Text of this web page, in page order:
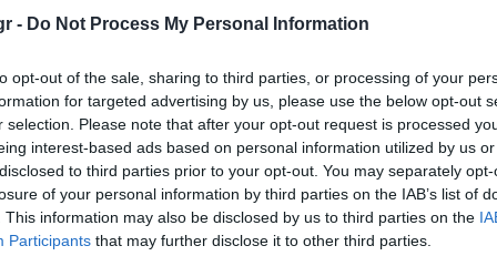
- Do Not Process My Personal Information
opt-out of the sale, sharing to third parties, or processing of your
for targeted advertising by us, please use the below opt-out
selection. Please note that after your opt-out request is processed
interest-based ads based on personal information utilized by us
to third parties prior to your opt-out. You may separately
of your personal information by third parties on the IAB’s list of
This information may also be disclosed by us to third parties on the
Participants that may further disclose it to other third parties.
ότι ήδη έχει αναπτυχθείστα νησιά το
υλοποιείται η σύμβαση για τα πυραυλικά
«Ασπίδα του Αχιλλέα») που αγόρασε η Ελλάδα
διαγωνισμό (πρόκειται περί διακρατικών
δολαρίων, των οποίων η προμήθεια
συνεννόηση του Κυριάκου Μητσοτάκη με
Νετανιάχου.